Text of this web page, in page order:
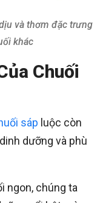
và thơm đặc trưng
khác
Chuối
sáp luộc còn
dưỡng và phù
ngon, chúng ta